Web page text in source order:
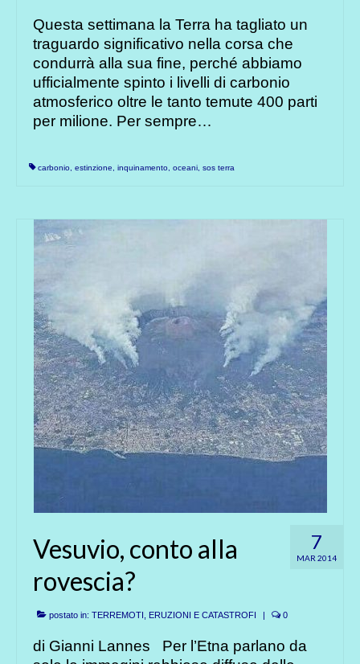
Questa settimana la Terra ha tagliato un
traguardo significativo nella corsa che
condurrà alla sua fine, perché abbiamo
ufficialmente spinto i livelli di carbonio
atmosferico oltre le tanto temute 400 parti
per milione. Per sempre…
carbonio estinzione inquinamento oceani sos terra
7
MAR 2014
Vesuvio, conto alla
rovescia?
postato in: TERREMOTI, ERUZIONI E CATASTROFI | 0
di Gianni Lannes Per l’Etna parlano da